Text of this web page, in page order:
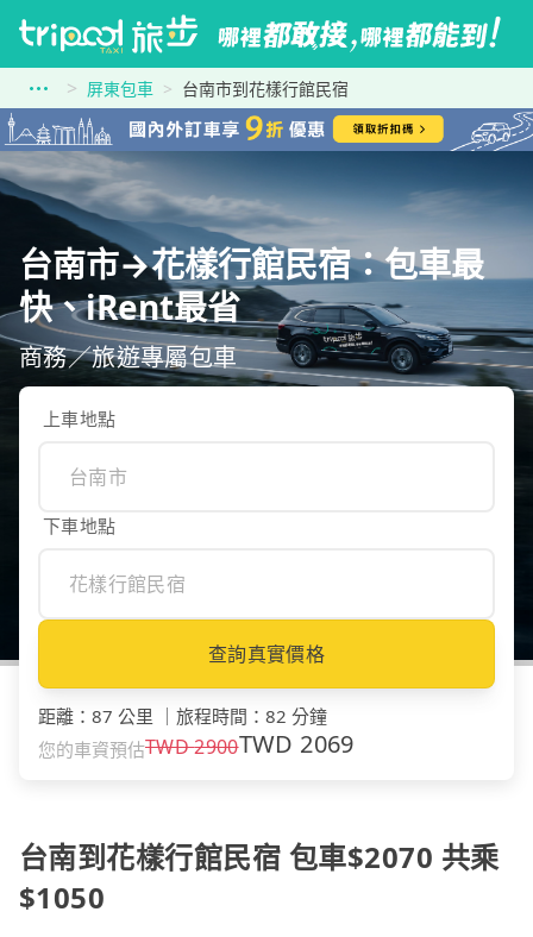
屏東包車 台南市到花樣行館民宿
台南市→花樣行館民宿：包車最
快、iRent最省
商務／旅遊專屬包車
上車地點
下車地點
查詢真實價格
距離 ： 87 公里 旅程時間 ： 82 分鐘
您的車資預估TWD2900TWD 2069
台南到花樣行館民宿 包車$2070 共乘
$1050